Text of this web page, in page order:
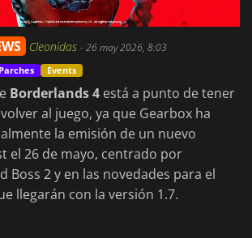
Cleonidas -26 may 2026, 8:03
Events
Borderlands 4 está a punto de tener
al juego, ya que Gearbox ha
la emisión de un nuevo
el 26 de mayo, centrado por
Boss 2 y en las novedades para el
llegarán con la versión 1.7.